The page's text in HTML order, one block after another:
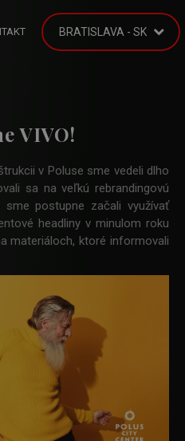
BRATISLAVA - SK
VIVO!
v Poluse sme vedeli dlho
sa na veľkú rebrandingovú
postupne začali využívať
headliny v minulom roku
materiáloch, ktoré informovali